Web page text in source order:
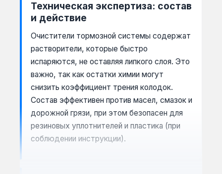
Техническая экспертиза: состав
и действие
Очистители тормозной системы содержат
растворители, которые быстро
испаряются, не оставляя липкого слоя. Это
важно, так как остатки химии могут
снизить коэффициент трения колодок.
Состав эффективен против масел, смазок и
дорожной грязи, при этом безопасен для
резиновых уплотнителей и пластика (при
соблюдении инструкции).